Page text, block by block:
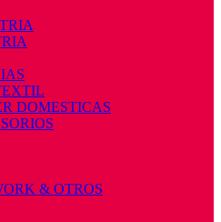
DOMESTICAS
& OTROS